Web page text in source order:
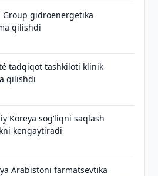
Group gidroenergetika
qilishdi
tadqiqot tashkiloti klinik
qilishdi
Koreya sogʻliqni saqlash
kengaytiradi
Arabistoni farmatsevtika